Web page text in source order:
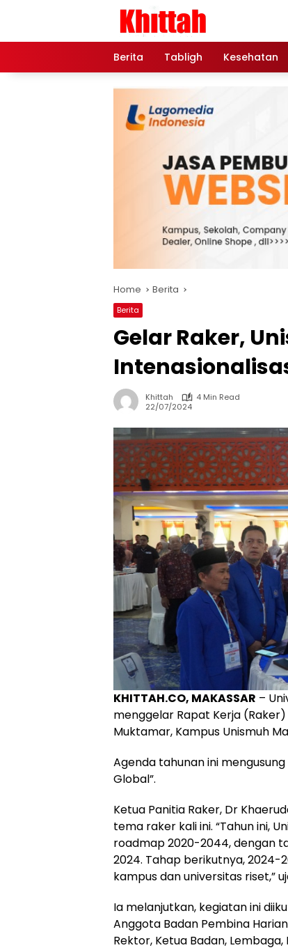
Berita Tabligh Kesehatan
Home Berita
Berita
Gelar Raker,
Khittah
4 Min Read
22/07/2024
KHITTAH.CO, MAKASSAR –
menggelar Rapat Kerja
Muktamar, Kampus Unismuh
Agenda tahunan ini
Global”.
Ketua Panitia Raker, Dr
tema raker kali ini. “Tahun ini,
roadmap 2020-2044, dengan
2024. Tahap berikutnya, 2024-
kampus dan universitas riset,”
Ia melanjutkan, kegiatan ini
Anggota Badan Pembina
Rektor, Ketua Badan, Lembaga,